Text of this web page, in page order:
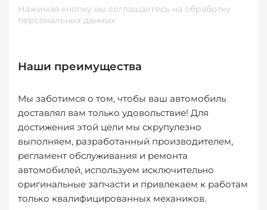
Нажимая кнопку вы соглашаетесь на обработку
персональных данных
Наши преимущества
Мы заботимся о том, чтобы ваш автомобиль
доставлял вам только удовольствие! Для
достижения этой цели мы скрупулезно
выполняем, разработанный производителем,
регламент обслуживания и ремонта
автомобилей, используем исключительно
оригинальные запчасти и привлекаем к работам
только квалифицированных механиков.